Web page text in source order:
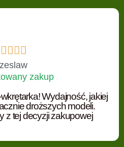

zakup
Wydajność, jakiej
droższych modeli.
z tej decyzji zakupowej